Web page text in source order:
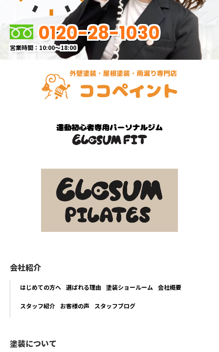
0120-28-1030
営業時間：10:00～18:00
会社紹介
はじめての方へ 選ばれる理由 塗装ショールーム 会社概要
スタッフ紹介 お客様の声 スタッフブログ
塗装について